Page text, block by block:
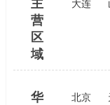
主
营
区
域
大连
华
北京